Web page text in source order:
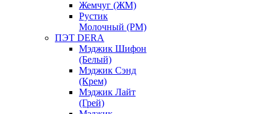
Жемчуг (ЖМ)
Рустик
Молочный (РМ)
ПЭТ DERA
Мэджик Шифон
(Белый)
Мэджик Сэнд
(Крем)
Мэджик Лайт
(Грей)